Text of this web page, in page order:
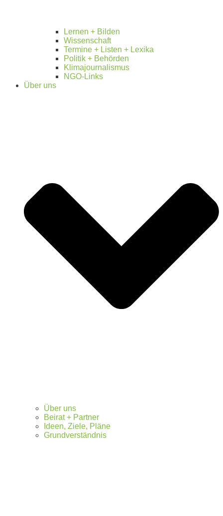
Lernen + Bilden
Wissenschaft
Termine + Listen + Lexika
Politik + Behörden
Klimajournalismus
NGO-Links
Über uns
Über uns
Beirat + Partner
Ideen, Ziele, Pläne
Grundverständnis